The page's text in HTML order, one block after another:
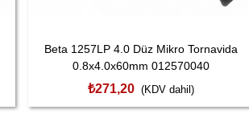
Beta 1257LP 4.0 Düz Mikro Tornavida
0.8x4.0x60mm 012570040
₺271,20 (KDV dahil)